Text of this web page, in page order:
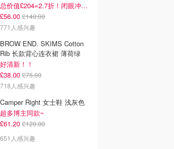
总价值£204=2.7折！闭眼冲这套！
£56.00 £140.00
771人感兴趣
BROW END. SKIMS Cotton
Rib 长款背心连衣裙 薄荷绿
好清新！！
£38.00 £75.00
718人感兴趣
Camper Right 女士鞋 浅灰色
超多博主同款~
£61.20 £120.00
651人感兴趣